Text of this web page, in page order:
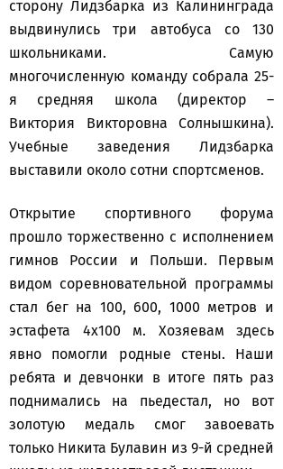
сторону Лидзбарка из Калининграда
выдвинулись три автобуса со 130
школьниками. Самую
многочисленную команду собрала 25-
я средняя школа (директор –
Виктория Викторовна Солнышкина).
Учебные заведения Лидзбарка
выставили около сотни спортсменов.
Открытие спортивного форума
прошло торжественно с исполнением
гимнов России и Польши. Первым
видом соревновательной программы
стал бег на 100, 600, 1000 метров и
эстафета 4х100 м. Хозяевам здесь
явно помогли родные стены. Наши
ребята и девчонки в итоге пять раз
поднимались на пьедестал, но вот
золотую медаль смог завоевать
только Никита Булавин из 9-й средней